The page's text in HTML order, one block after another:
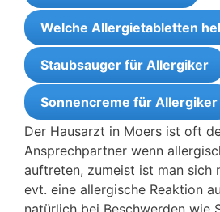
Welche Allergietabletten
Staubsauger für Allergiker
Sonnencreme für Allergiker
Der Hausarzt in Moers ist oft
Ansprechpartner wenn
auftreten, zumeist ist man sich
evt. eine allergische Reaktion